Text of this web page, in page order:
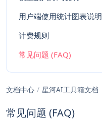
用户端使用统计图表说明
计费规则
常见问题 (FAQ)
文档中心 / 星河AI工具箱文档
常见问题 (FAQ)